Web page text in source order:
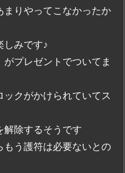
りやってこなかったか
しみです♪
プレゼントでついてま
クがかけられていてス
解除するそうです
う護符は必要ないとの